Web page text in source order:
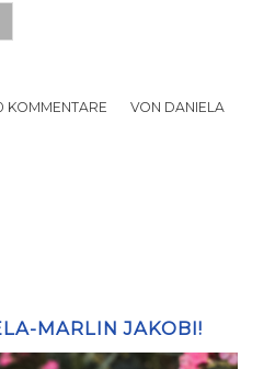
KOMMENTARE
/ VON DANIELA
MARLIN JAKOBI!